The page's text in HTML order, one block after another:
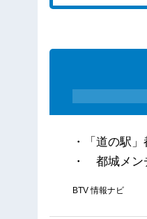
・「道の駅
・ 都城メ
BTV 情報ナビ